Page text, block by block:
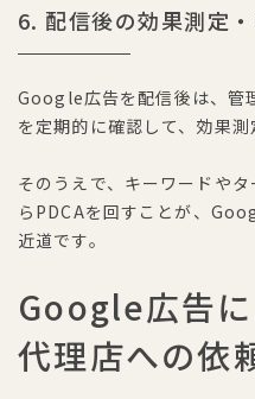
6. 配信後の効果測定
Google広告を配信後は、管
を定期的に確認して、効果測
そのうえで、キーワードや
らPDCAを回すことが、
近道です。
Google広告
代理店への依